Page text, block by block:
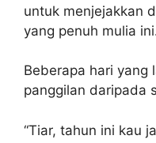
untuk menjejakkan
yang penuh mulia
Beberapa hari yang
panggilan daripada
“Tiar, tahun ini kau